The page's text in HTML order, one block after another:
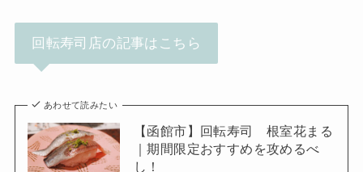
回転寿司店の記事はこちら
あわせて読みたい
【函館市】回転寿司 根室花まる
｜期間限定おすすめを攻めるべ
し！